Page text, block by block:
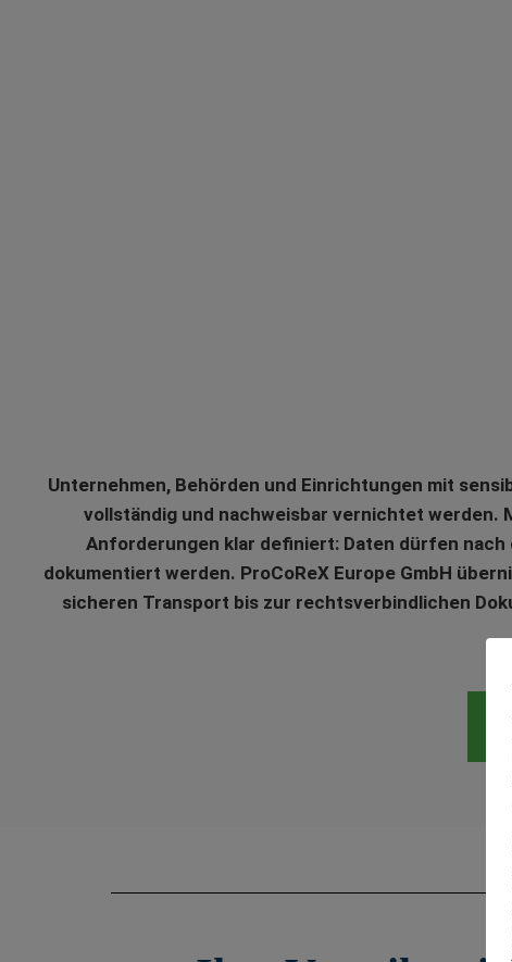
Unternehmen, Behörden und Einrichtungen mit
vollständig und nachweisbar vernichtet werden.
Anforderungen klar definiert: Daten dürfen
dokumentiert werden. ProCoReX Europe GmbH
sicheren Transport bis zur rechtsverbindlichen